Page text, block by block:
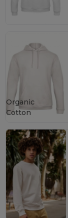
Organic
Cotton